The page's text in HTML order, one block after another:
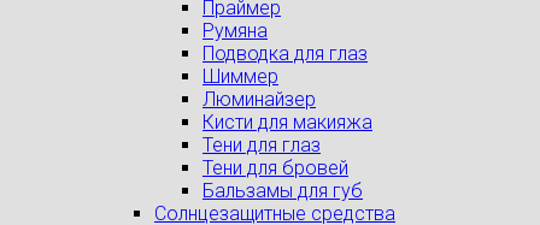
Праймер
Румяна
Подводка для глаз
Шиммер
Люминайзер
Кисти для макияжа
Тени для глаз
Тени для бровей
Бальзамы для губ
Солнцезащитные средства